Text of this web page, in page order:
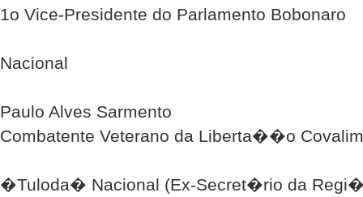
1o Vice-Presidente do Parlamento Bobonaro
Nacional
Paulo Alves Sarmento
Combatente Veterano da Liberta��o
�Tuloda� Nacional (Ex-Secret�rio da